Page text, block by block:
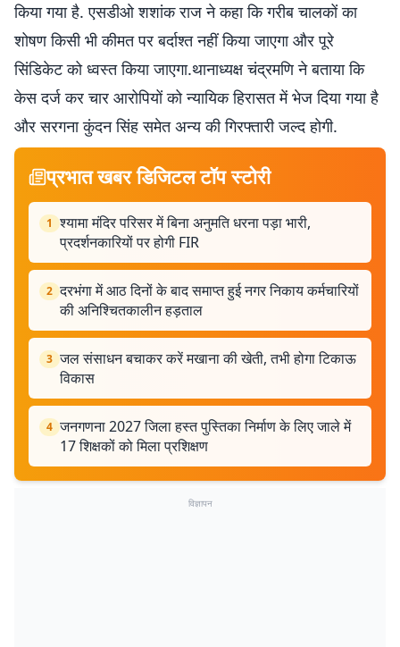
किया गया है. एसडीओ शशांक राज ने कहा कि गरीब चालकों का
शोषण किसी भी कीमत पर बर्दाश्त नहीं किया जाएगा और पूरे
सिंडिकेट को ध्वस्त किया जाएगा.थानाध्यक्ष चंद्रमणि ने बताया कि
केस दर्ज कर चार आरोपियों को न्यायिक हिरासत में भेज दिया गया है
और सरगना कुंदन सिंह समेत अन्य की गिरफ्तारी जल्द होगी.
प्रभात खबर डिजिटल टॉप स्टोरी
1 श्यामा मंदिर परिसर में बिना अनुमति धरना पड़ा भारी,
प्रदर्शनकारियों पर होगी FIR
2 दरभंगा में आठ दिनों के बाद समाप्त हुई नगर निकाय कर्मचारियों
की अनिश्चितकालीन हड़ताल
3 जल संसाधन बचाकर करें मखाना की खेती, तभी होगा टिकाऊ
विकास
4 जनगणना 2027 जिला हस्त पुस्तिका निर्माण के लिए जाले में
17 शिक्षकों को मिला प्रशिक्षण
विज्ञापन